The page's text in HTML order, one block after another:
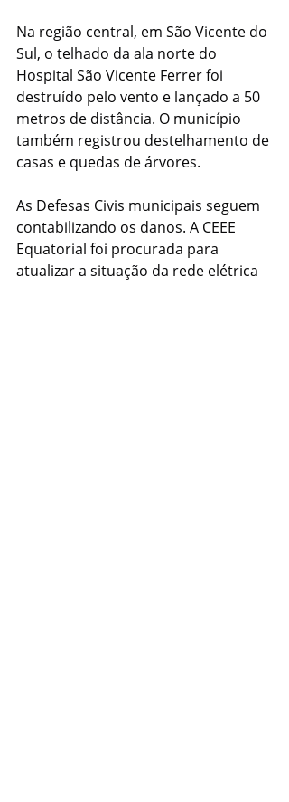
Na região central, em São Vicente do
Sul, o telhado da ala norte do
Hospital São Vicente Ferrer foi
destruído pelo vento e lançado a 50
metros de distância. O município
também registrou destelhamento de
casas e quedas de árvores.
As Defesas Civis municipais seguem
contabilizando os danos. A CEEE
Equatorial foi procurada para
atualizar a situação da rede elétrica